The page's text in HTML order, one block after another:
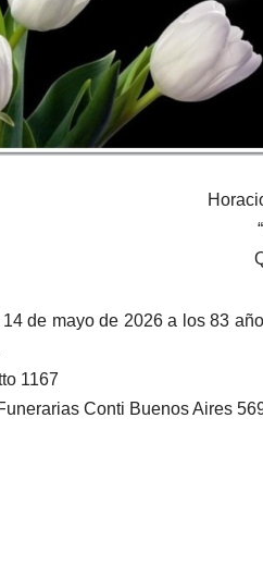
de mayo de 2026 a los 83
1167
Conti Buenos Aires